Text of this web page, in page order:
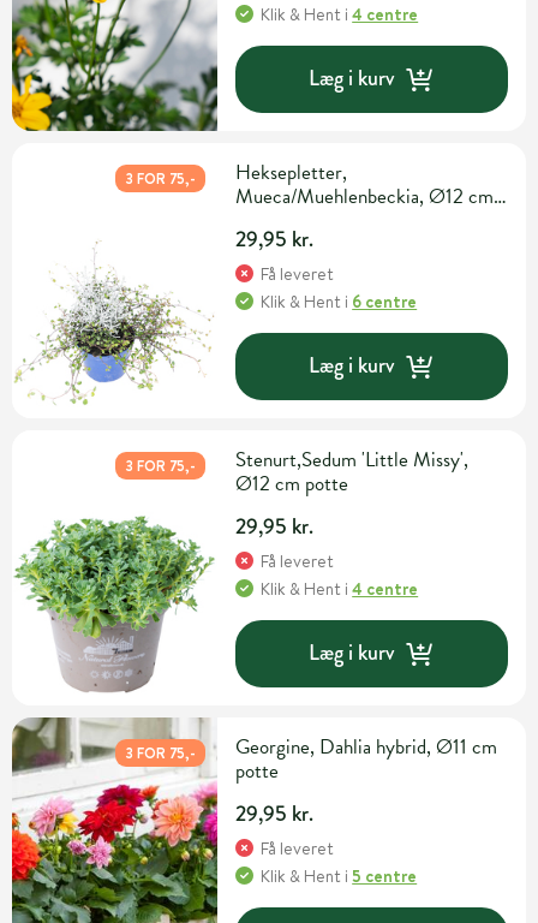
Klik & Hent i4 centre
Læg i kurv
3 FOR 75,-
Heksepletter,
Mueca/Muehlenbeckia, Ø12 cm
29,95 kr.
Få leveret
Klik & Hent i 6 centre
Læg i kurv
3 FOR 75,-
Stenurt,Sedum 'Little Missy',
Ø12 cm potte
29,95 kr.
Få leveret
Klik & Hent i4 centre
Læg i kurv
3 FOR 75,-
Georgine, Dahlia hybrid, Ø11 cm
potte
29,95 kr.
Få leveret
Klik & Hent i5 centre